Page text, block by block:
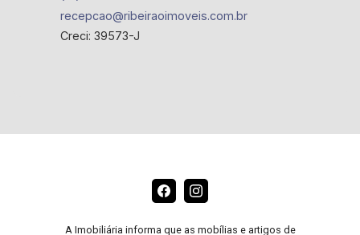
recepcao@ribeiraoimoveis.com.br
Creci: 39573-J
A Imobiliária informa que as mobílias e artigos de